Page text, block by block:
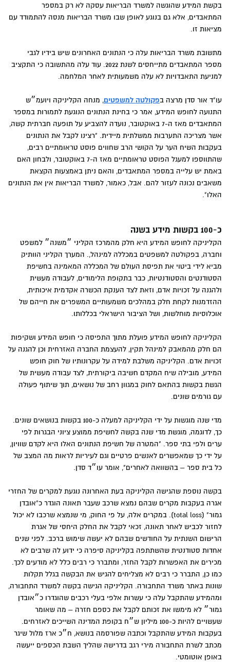
בקשת המידע שהוגשה למשרד הבריאות עסקה לא רק במספר
המתאבדים, אלא גם בנוגע לאופן שבו משרד הבריאות מנסה להתמודד עם
מציאות זו.
מתשובת משרד הבריאות עלה כי הנתונים האחרונים שיש בידיו לגבי
מספר המתאבדים מתייחסים לשנת 2022. עוד עלה מהתשובה כי התקציב
למניעת התאבדויות לא עלה משמעותית לאחר המלחמה.
עו"ד אור סדן מרצה בפקולטה למשפטים, מנחה הקליניקה ויועמ״ש
התנועה לחופש המידע, אמר כי בחינת הנתונים הנוגעת לתמורות במספר
המתאבדים מאז ה-7 באוקטובר, נועדה להצביע על תופעה חברתית קשה,
אשר מצריכה התערבות ממשלתית מיידית. "רצינו לקבל את הנתונים
בעקבות השיח הער על הקושי הרב שחווים פוסט טראומתיים רבים,
שהתווספו למעגל הפוסט טראומתיים מאז ה-7 באוקטובר, ולבחון האם
באמת יש עלייה במספר המתאבדים, והאם ניתן באמצעות הקצאת
משאבים נכונה לעזור להם. אבל, כאמור, למשרד הבריאות אין את הנתונים
האלו".
כ-100 בקשות מידע בשנה
הקליניקה לחופש המידע היא חלק מהמרכז הקליני ״משנה״ למשפט
וחברה, בפקולטה למשפטים במכללה למינהל,. המערך הקליני הוותיק
מביא לידי ביטוי את תפיסת העולם של המכללה המאמינה בחשיפת
הסטודנטים והסטודנטיות, כבר בתקופת הלימודים, לעבודה מעשית
ולהגנה על זכויות אדם, וזאת לצד הענקת הכשרה אקדמית איכותית,
ההזדמנות לקחת חלק במהלכים משמעותיים המשפרים את חייהם של
אוכלוסיות מוחלשות, ושל הציבור הישראלי בכללותו.
הקליניקה לחופש המידע פועלת מתוך התפיסה כי חופש המידע ושקיפות
הם חלק מהמאבק למינהל תקין, להעצמת החברה האזרחית וכן להגנה על
זכויות אדם. הקליניקה משלבת למידה על עקרונותיו של חוק חופש
המידע, מובילה שיח המקדם חשיבה ביקורתית, לצד עבודה מעשית של
הגשת בקשות בהתאם לחוק במגוון רחב של נושאים, תוך שיתוף פעולה
עם גורמים שונים.
מדי שנה מוגשות על ידי הקליניקה למעלה כ-100 בקשות בנושאים שונים.
כך, לדוגמה, מוגשת מדי שנה בקשה לחשיפת ממוצע ציוני הבגרות לפי
ערים ולפי בתי ספר. "המטרה של חשיפת הנתונים האלו היא לקדם שוויון,
על ידי כך שמאפשרים לאנשים פרטיים וגם לעיריות לראות מה המצב של
כל בית ספר – בהשוואה לאחרים", אומר עו״ד סדן.
בקשה נוספת שהגישה הקליניקה בעת האחרונה נוגעת למקרים של החזרי
אגרה בעקבות מקרים שבהם נמצא שרכב שעבר תאונה הוגדר כ"אובדן
גמור" (total loss). במקרים אלה, על פי החוק, מי שנמצא שרכבו לא יכול
לחזור לכביש לאחר תאונה, זכאי לקבל את החלק היחסי של אגרת
הרישום השנתית על החודשים שבהם לא יעשה שימוש ברכב. לפני שנים
אחדות סטודנטית שהשתתפה בקליניקה סיפרה כי ידוע לה שרבים לא
מכירים את האפשרות לקבל החזר, ומתברר כי רבים כלל לא מודעים לכך.
כמו כן, התברר כי רבים לא מצליחים להגיש את הבקשה בגלל תקלות
שונות באתר משרד התחבורה. הקליניקה הגישה בקשה למשרד התחבורה,
ומהמידע שהתקבל עלה כי עשרות אלפי בעלי רכבים שהוגדרו כ״אובדן
גמור״ לא מימשו את זכותם לקבל את כספם חזרה – מה שאומר
שעשויים להיות כ-100 מיליון ש״ח בקופת המדינה השייכים לאזרחים.
בעקבות המידע שהתקבל וכתבה שפורסמה בנושא, ח״כ ארז מלול שיגר
מכתב לשרת התחבורה מירי רגב בדרישה שהליך השבת הכספים ייעשה
באופן אוטומטי.